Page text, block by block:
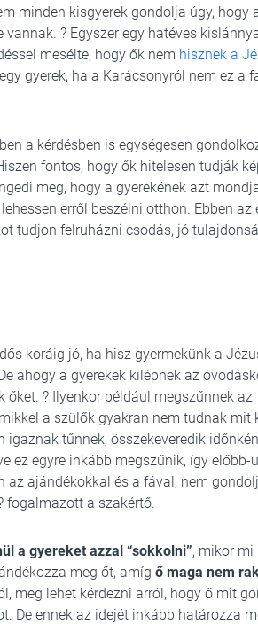
minden kisgyerek gondolja úgy, hogy
? Egyszer egy hatéves
mesélte, hogy ők nem hisznek a
gyerek, ha a Karácsonyról nem ez a
a kérdésben is egységesen
fontos, hogy ők hitelesen tudják
meg, hogy a gyerekének azt
erről beszélni otthon. Ebben az
tudjon felruházni csodás, jó
koráig jó, ha hisz gyermekünk a
ahogy a gyerekek kilépnek az
őket. ? Ilyenkor például megszűnnek az
a szülők gyakran nem tudnak mit
tűnnek, összekeveredik
ez egyre inkább megszűnik, így előbb-
ajándékokkal és a fával, nem
fogalmazott a szakértő.
a gyereket azzal “sokkolni”, mikor mi
meg őt, amíg ő maga nem
meg lehet kérdezni arról, hogy ő mit
De ennek az idejét inkább határozza